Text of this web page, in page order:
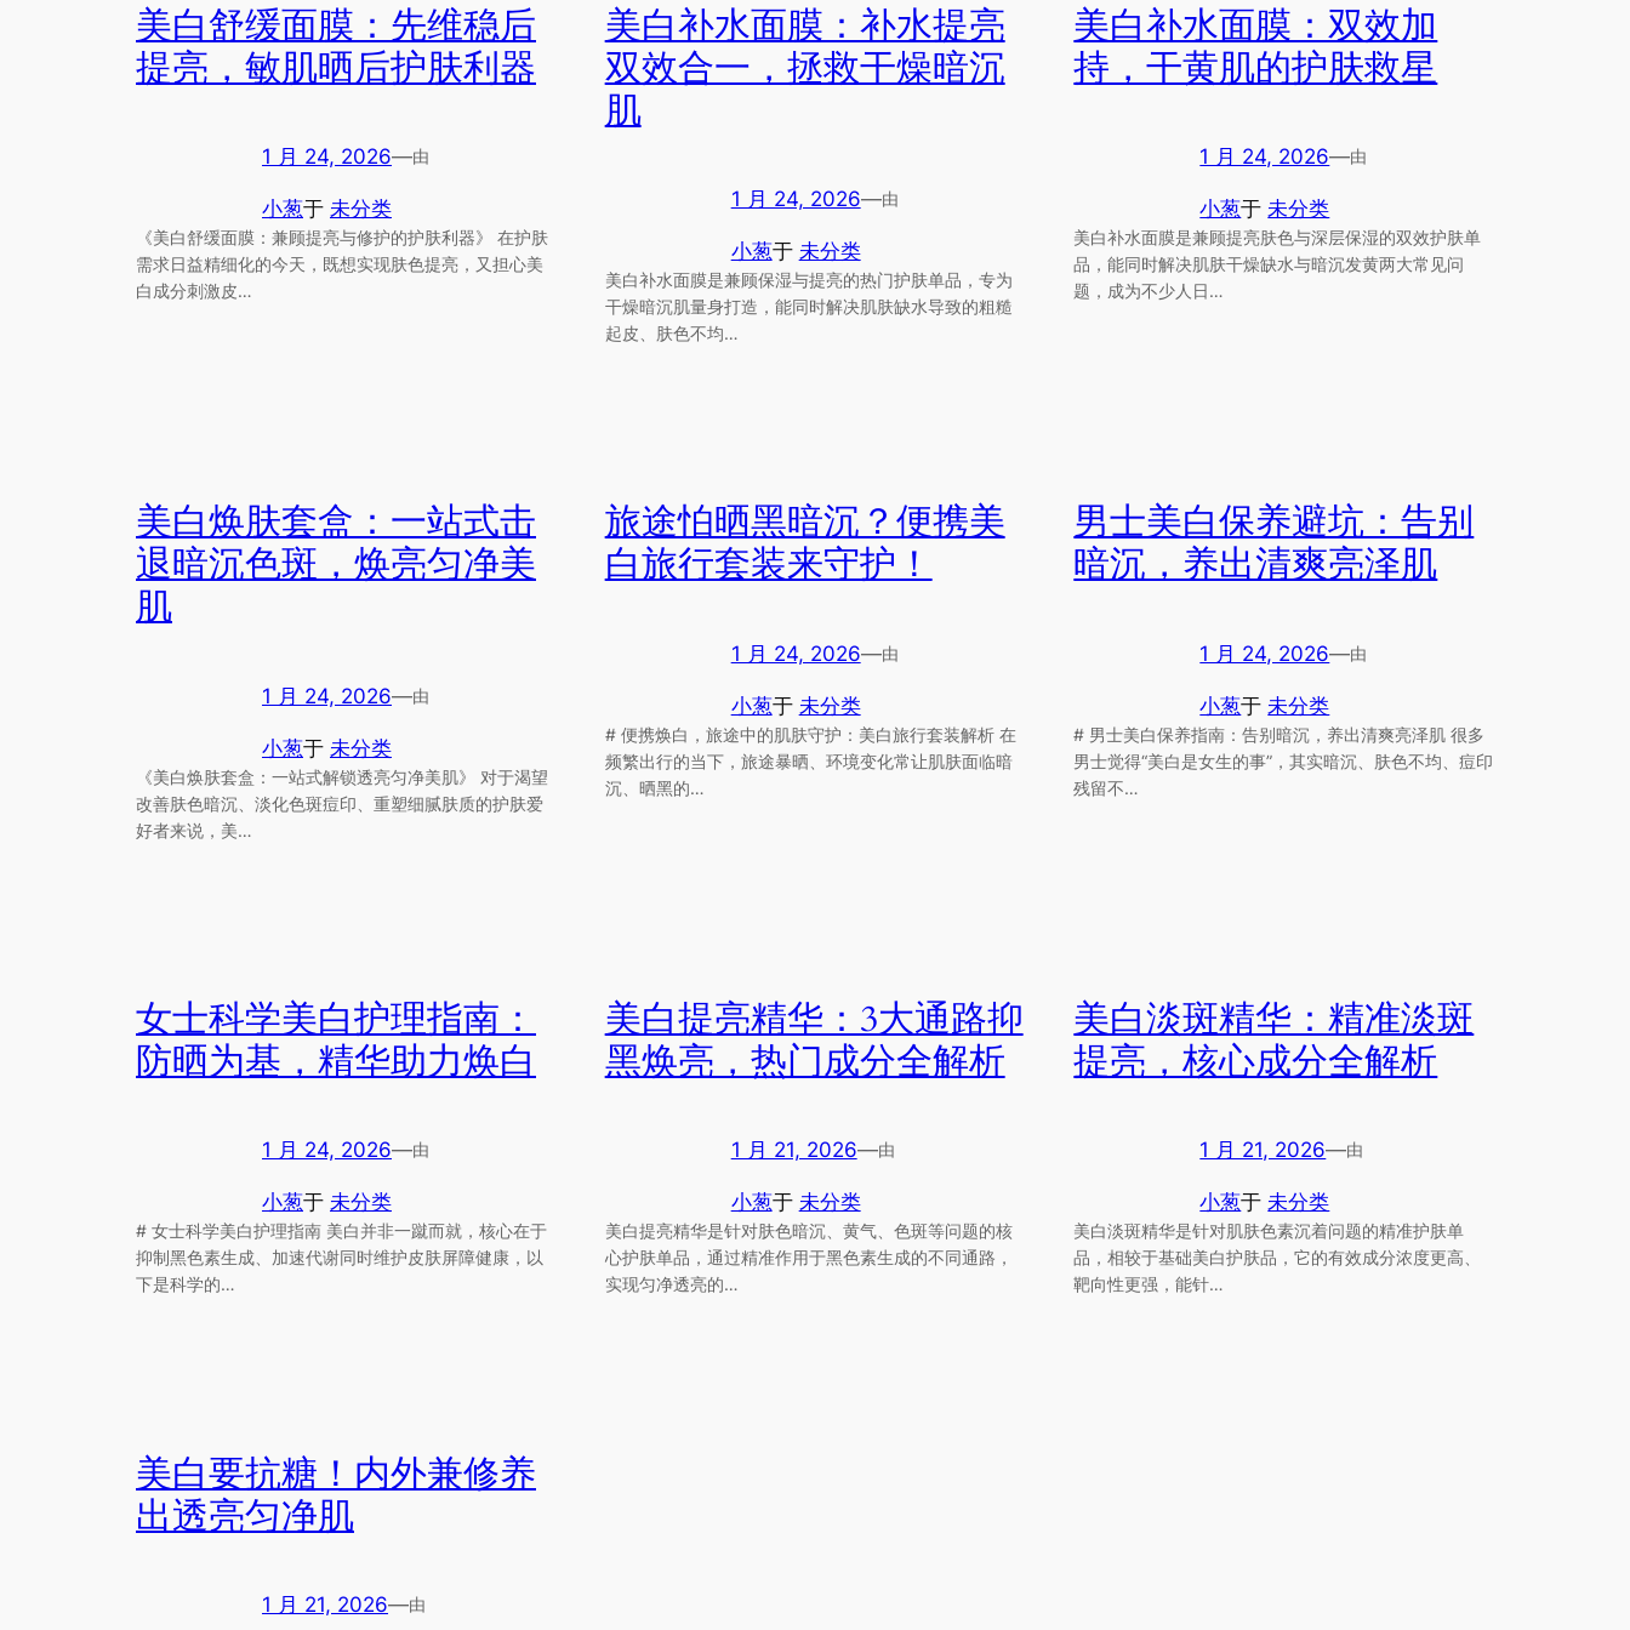
美白舒缓面膜：先维稳后
提亮，敏肌晒后护肤利器
1 月 24, 2026—由
小葱于 未分类
《美白舒缓面膜：兼顾提亮与修护的护肤利器》 在护肤
需求日益精细化的今天，既想实现肤色提亮，又担心美
白成分刺激皮…
美白补水面膜：补水提亮
双效合一，拯救干燥暗沉
肌
1 月 24, 2026—由
小葱于 未分类
美白补水面膜是兼顾保湿与提亮的热门护肤单品，专为
干燥暗沉肌量身打造，能同时解决肌肤缺水导致的粗糙
起皮、肤色不均…
美白补水面膜：双效加
持，干黄肌的护肤救星
1 月 24, 2026—由
小葱于 未分类
美白补水面膜是兼顾提亮肤色与深层保湿的双效护肤单
品，能同时解决肌肤干燥缺水与暗沉发黄两大常见问
题，成为不少人日…
美白焕肤套盒：一站式击
退暗沉色斑，焕亮匀净美
肌
1 月 24, 2026—由
小葱于 未分类
《美白焕肤套盒：一站式解锁透亮匀净美肌》 对于渴望
改善肤色暗沉、淡化色斑痘印、重塑细腻肤质的护肤爱
好者来说，美…
旅途怕晒黑暗沉？便携美
白旅行套装来守护！
1 月 24, 2026—由
小葱于 未分类
# 便携焕白，旅途中的肌肤守护：美白旅行套装解析 在
频繁出行的当下，旅途暴晒、环境变化常让肌肤面临暗
沉、晒黑的…
男士美白保养避坑：告别
暗沉，养出清爽亮泽肌
1 月 24, 2026—由
小葱于 未分类
# 男士美白保养指南：告别暗沉，养出清爽亮泽肌 很多
男士觉得“美白是女生的事”，其实暗沉、肤色不均、痘印
残留不…
女士科学美白护理指南：
防晒为基，精华助力焕白
1 月 24, 2026—由
小葱于 未分类
# 女士科学美白护理指南 美白并非一蹴而就，核心在于
抑制黑色素生成、加速代谢同时维护皮肤屏障健康，以
下是科学的…
美白提亮精华：3大通路抑
黑焕亮，热门成分全解析
1 月 21, 2026—由
小葱于 未分类
美白提亮精华是针对肤色暗沉、黄气、色斑等问题的核
心护肤单品，通过精准作用于黑色素生成的不同通路，
实现匀净透亮的…
美白淡斑精华：精准淡斑
提亮，核心成分全解析
1 月 21, 2026—由
小葱于未分类
美白淡斑精华是针对肌肤色素沉着问题的精准护肤单
品，相较于基础美白护肤品，它的有效成分浓度更高、
靶向性更强，能针…
美白要抗糖！内外兼修养
出透亮匀净肌
1 月 21, 2026—由